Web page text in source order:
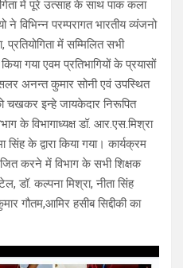
में पूरे उत्साह के साथ पाक कला
ने विभिन्न परम्परागत भारतीय व्यंजनो
में सम्मिलित सभी
गया एवम प्रतिभागियों के प्रयासों
अनन्त कुमार सोनी एवं उपस्थित
को चखकर इन्हे जायकेदार निरूपित
के विभागाध्यक्ष डॉ. आर.एस.मिश्रा
सिंह के द्वारा किया गया। कार्यक्रम
करने में विभाग के सभी शिक्षक
डॉ. कल्पना मिश्रा, नीता सिंह
गौतम,आमिर हसीब सिद्दीकी का